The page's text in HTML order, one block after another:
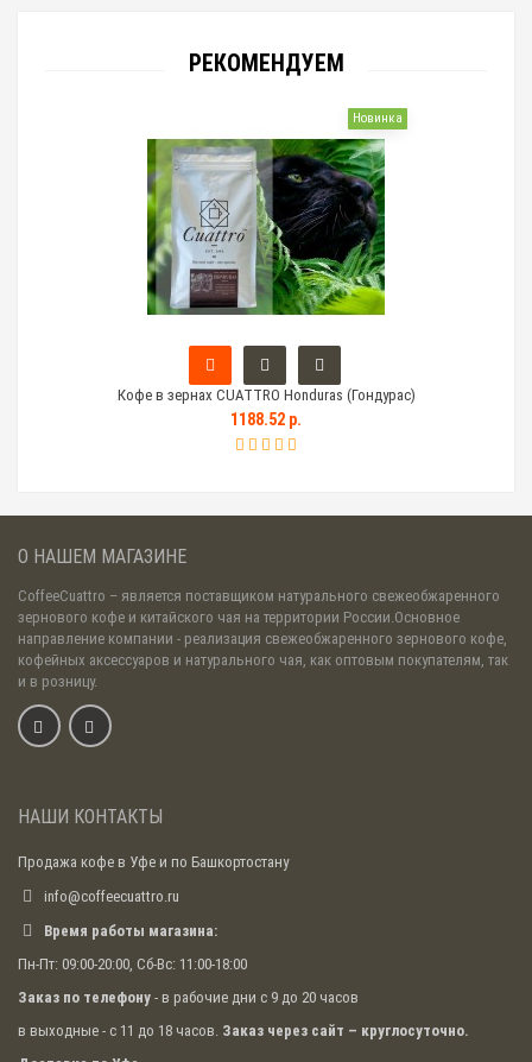
РЕКОМЕНДУЕМ
Новинка
Кофе в зернах CUATTRO Honduras (Гондурас)
1188.52 р.
О НАШЕМ МАГАЗИНЕ
CoffeeCuattro – является поставщиком натурального свежеобжаренного
зернового кофе и китайского чая на территории России.Основное
направление компании - реализация свежеобжаренного зернового кофе,
кофейных аксессуаров и натурального чая, как оптовым покупателям, так
и в розницу.
НАШИ КОНТАКТЫ
Продажа кофе в Уфе и по Башкортостану
info@coffeecuattro.ru
Время работы магазина:
Пн-Пт: 09:00-20:00, Сб-Вс: 11:00-18:00
Заказ по телефону - в рабочие дни с 9 до 20 часов
в выходные - с 11 до 18 часов. Заказ через сайт – круглосуточно.